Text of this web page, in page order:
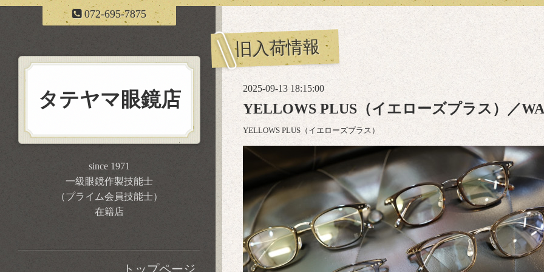
072-695-7875
旧入荷情報
2025-09-13 18:15:00
YELLOWS PLUS（イエローズプラス）／
YELLOWS PLUS（イエローズプラス）
タテヤマ眼鏡店
since 1971
一級眼鏡作製技能士
（プライム会員技能士）
在籍店
トップページ